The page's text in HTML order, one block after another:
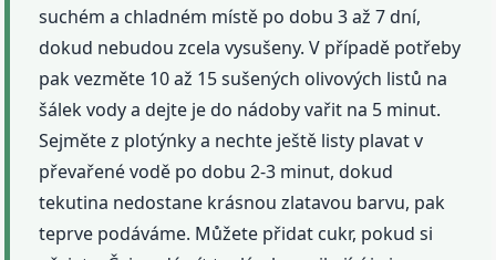
suchém a chladném místě po dobu 3 až 7 dní,
dokud nebudou zcela vysušeny. V případě potřeby
pak vezměte 10 až 15 sušených olivových listů na
šálek vody a dejte je do nádoby vařit na 5 minut.
Sejměte z plotýnky a nechte ještě listy plavat v
převařené vodě po dobu 2-3 minut, dokud
tekutina nedostane krásnou zlatavou barvu, pak
teprve podáváme. Můžete přidat cukr, pokud si